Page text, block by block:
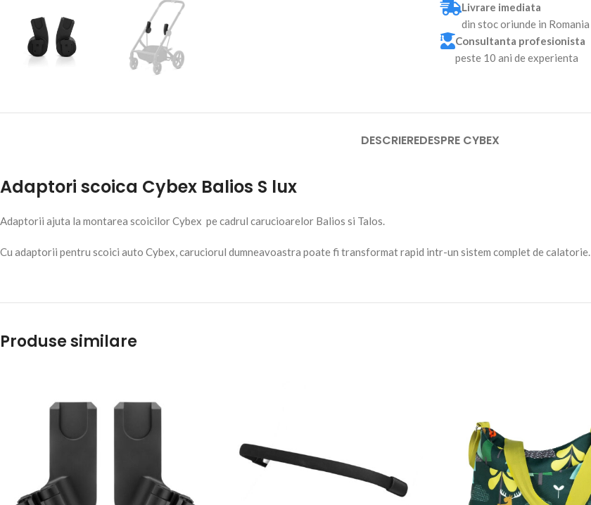
Livrare imediata
din stoc oriunde in Romania
Consultanta profesionista
peste 10 ani de experienta
DESCRIEREDESPRE CYBEX
Adaptori scoica Cybex Balios S lux
Adaptorii ajuta la montarea scoicilor Cybex pe cadrul carucioarelor Balios si Talos.
Cu adaptorii pentru scoici auto Cybex, caruciorul dumneavoastra poate fi transformat rapid intr-un sistem complet de calatorie.
Produse similare